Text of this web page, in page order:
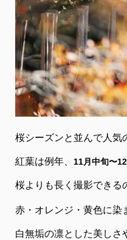
桜シーズンと並んで人気
紅葉は例年、 11月中旬〜
桜よりも長く撮影できる
赤・オレンジ・黄色に染
白無垢の凛とした美しさ